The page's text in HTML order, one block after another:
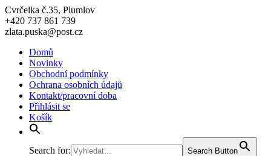
Cvrčelka č.35, Plumlov
+420 737 861 739
zlata.puska@post.cz
Domů
Novinky
Obchodní podmínky
Ochrana osobních údajů
Kontakt/pracovní doba
Přihlásit se
Košík
Search for: Search Button